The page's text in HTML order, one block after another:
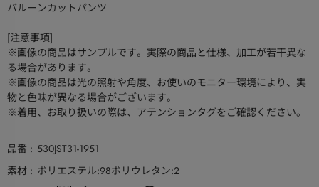
バルーンカットパンツ
[注意事項]
※画像の商品はサンプルです。実際の商品と仕様、加工が若干異な
る場合があります。
※画像の商品は光の照射や角度、お使いのモニター環境により、実
物と色味が異なる場合がございます。
※着用、お取り扱いの際は、アテンションタグをご確認ください。
品番
530JST31-1951
素材
ポリエステル:98ポリウレタン:2